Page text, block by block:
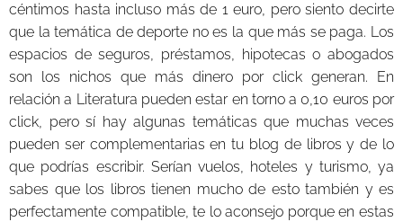
céntimos hasta incluso más de 1 euro, pero siento decirte
que la temática de deporte no es la que más se paga. Los
espacios de seguros, préstamos, hipotecas o abogados
son los nichos que más dinero por click generan. En
relación a Literatura pueden estar en torno a 0,10 euros por
click, pero sí hay algunas temáticas que muchas veces
pueden ser complementarias en tu blog de libros y de lo
que podrías escribir. Serían vuelos, hoteles y turismo, ya
sabes que los libros tienen mucho de esto también y es
perfectamente compatible, te lo aconsejo porque en estas